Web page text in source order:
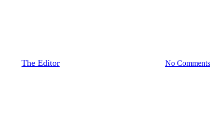
The Editor No Comments